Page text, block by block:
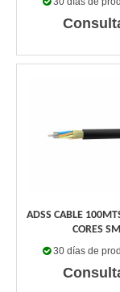
ADSS CABLE
CORES SM
30 días de